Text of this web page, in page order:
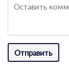
Отправить